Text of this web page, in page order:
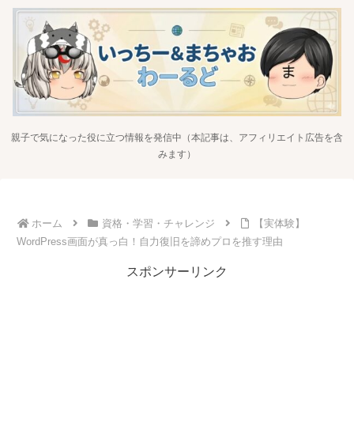
親子で気になった役に立つ情報を発信中（本記事は、アフィリエイト広告を含
みます）
ホーム 資格・学習・チャレンジ
【実体験】
WordPress画面が真っ白！自力復旧を諦めプロを推す理由
スポンサーリンク